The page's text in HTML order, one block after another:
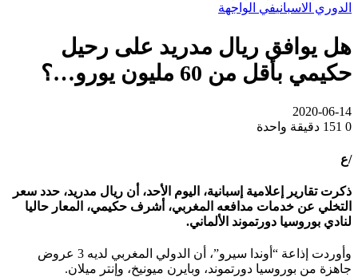
الدوري الاسبانيفي الواجهة
هل يوافق ريال مدريد على رحيل
حكيمي بأقل من 60 مليون يورو…؟
2020-06-14
0
دقيقة واحدة
/ع
ذكرت تقارير إعلامية إسبانية، اليوم الأحد، أن ريال مدريد، حدد سعر
التخلي عن خدمات مدافعه المغربي، أشرف حكيمي، المعار حاليا
لنادي بوروسيا دورتموند الألماني.
وأوردت إذاعة “أوندا سيرو”، أن الدولي المغربي لديه 3 عروض
جاهزة من بوروسيا دورتموند، وبايرن ميونيخ، وإنتر ميلان.